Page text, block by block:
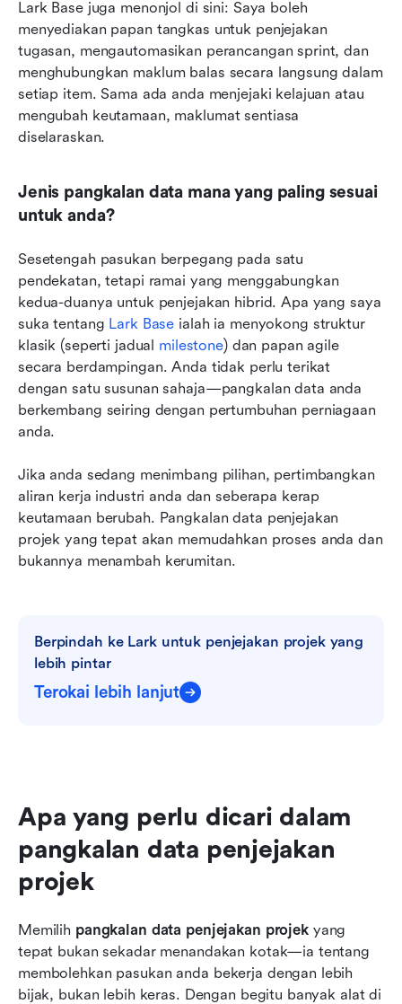
Lark Base juga menonjol di sini: Saya boleh
menyediakan papan tangkas untuk penjejakan
tugasan, mengautomasikan perancangan sprint, dan
menghubungkan maklum balas secara langsung dalam
setiap item. Sama ada anda menjejaki kelajuan atau
mengubah keutamaan, maklumat sentiasa
diselaraskan.
Jenis pangkalan data mana yang paling sesuai
untuk anda?
Sesetengah pasukan berpegang pada satu
pendekatan, tetapi ramai yang menggabungkan
kedua-duanya untuk penjejakan hibrid. Apa yang saya
suka tentang Lark Base ialah ia menyokong struktur
klasik (seperti jadual milestone) dan papan agile
secara berdampingan. Anda tidak perlu terikat
dengan satu susunan sahaja—pangkalan data anda
berkembang seiring dengan pertumbuhan perniagaan
anda.
Jika anda sedang menimbang pilihan, pertimbangkan
aliran kerja industri anda dan seberapa kerap
keutamaan berubah. Pangkalan data penjejakan
projek yang tepat akan memudahkan proses anda dan
bukannya menambah kerumitan.
Berpindah ke Lark untuk penjejakan projek yang
lebih pintar
Terokai lebih lanjut
Apa yang perlu dicari dalam
pangkalan data penjejakan
projek
Memilih pangkalan data penjejakan projek yang
tepat bukan sekadar menandakan kotak—ia tentang
membolehkan pasukan anda bekerja dengan lebih
bijak, bukan lebih keras. Dengan begitu banyak alat di